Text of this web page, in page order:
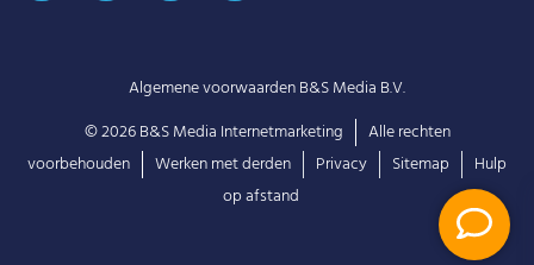
Algemene voorwaarden B&S Media B.V.
© 2026B&S Media Internetmarketing
Alle rechten
voorbehouden
Werken met derden Privacy Sitemap
Hulp
op afstand